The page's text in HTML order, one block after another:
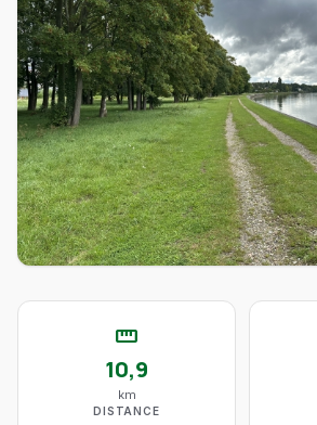
straighten
10,9
km
DISTANCE